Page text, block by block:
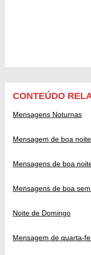
CONTEÚDO
Mensagens Noturnas
Mensagem de boa
Mensagens de boa
Mensagens de boa
Noite de Domingo
Mensagem de quarta-